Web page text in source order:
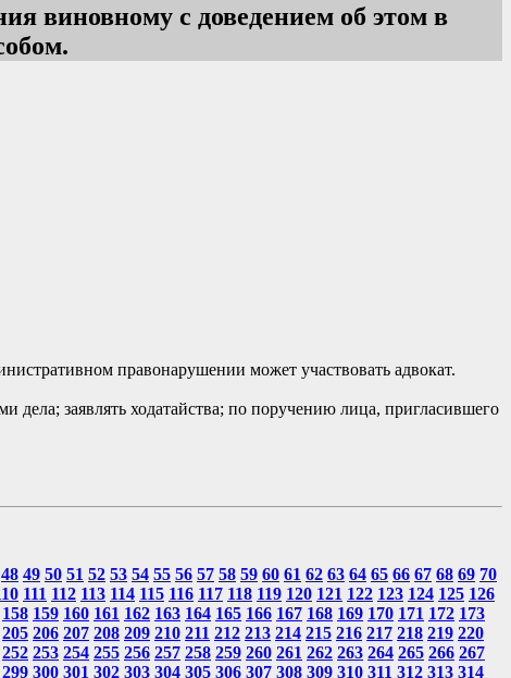
виновному с доведением об этом в
правонарушении может участвовать адвокат.
дела; заявлять ходатайства; по поручению лица, пригласившего
48 49 50 51 52 53 54 55 56 57 58 59 60 61 62 63 64 65 66 67 68 69 70
111 112 113 114 115 116 117 118 119 120 121 122 123 124 125 126
158 159 160 161 162 163 164 165 166 167 168 169 170 171 172 173
205 206 207 208 209 210 211 212 213 214 215 216 217 218 219 220
252 253 254 255 256 257 258 259 260 261 262 263 264 265 266 267
299 300 301 302 303 304 305 306 307 308 309 310 311 312 313 314